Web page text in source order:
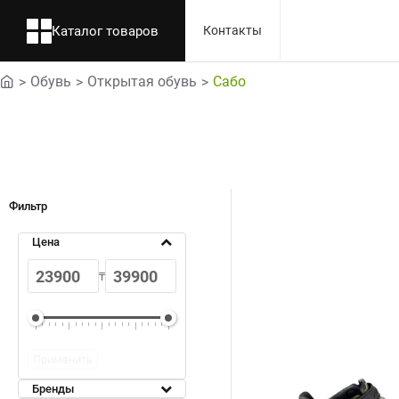
Каталог товаров Контакты
Обувь Открытая обувь Сабо
Фильтр
Цена
₸
Бренды